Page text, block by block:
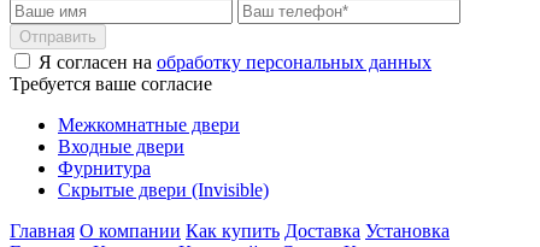
Отправить
Я согласен на обработку персональных данных
Требуется ваше согласие
Межкомнатные двери
Входные двери
Фурнитура
Скрытые двери (Invisible)
Главная О компании Как купить Доставка Установка